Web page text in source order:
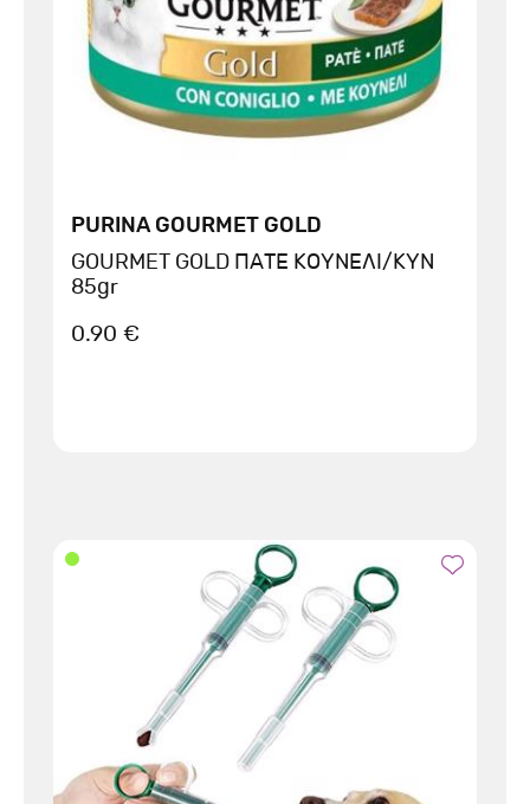
PURINA GOURMET GOLD
GOURMET GOLD ΠΑΤΕ ΚΟΥΝΕΛΙ/ΚΥΝ
85gr
0.90 €